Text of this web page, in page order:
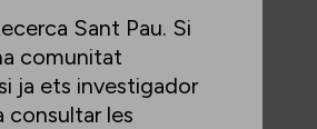
Sant Pau. Si
comunitat
ja ets investigador
consultar les